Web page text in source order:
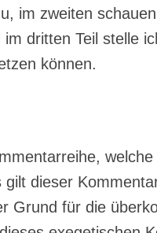
im zwei­ten
drit­ten Teil stel­le
können.
gilt die­ser
Grund für die